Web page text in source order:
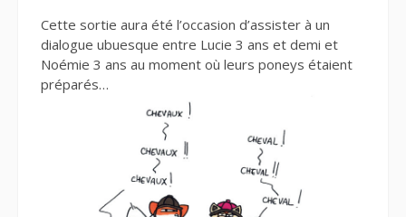
Cette sortie aura été l’occasion d’assister à un
dialogue ubuesque entre Lucie 3 ans et demi et
Noémie 3 ans au moment où leurs poneys étaient
préparés…